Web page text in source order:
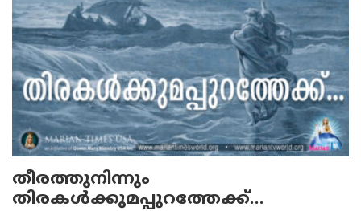
തീരത്തുനിന്നും
തിരകള്‍ക്കുമപ്പുറത്തേക്ക്…